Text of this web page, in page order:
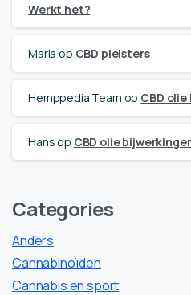
Werkt het?
Maria op CBD pleisters
Hemppedia Team op CBD
Hansop CBD olie
Categories
Anders
Cannabinoïden
Cannabis en sport